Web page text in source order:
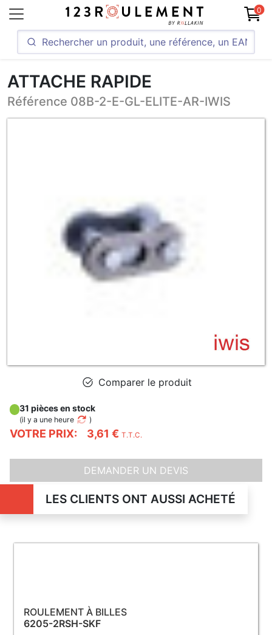
0
ATTACHE RAPIDE
Référence 08B-2-E-GL-ELITE-AR-IWIS
Comparer le produit
VOTRE PRIX: 3,61 € T.T.C.
31 pièces en stock
(il y a une heure )
DEMANDER UN DEVIS
LES CLIENTS ONT AUSSI ACHETÉ
ROULEMENT À BILLES
6205-2RSH-SKF